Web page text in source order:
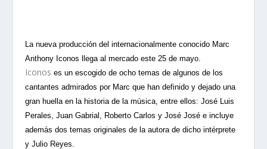
La nueva producción del internacionalmente conocido Marc
Anthony Iconos llega al mercado este 25 de mayo.
Iconos es un escogido de ocho temas de algunos de los
cantantes admirados por Marc que han definido y dejado una
gran huella en la historia de la música, entre ellos: José Luis
Perales, Juan Gabrial, Roberto Carlos y José José e incluye
además dos temas originales de la autora de dicho intérprete
y Julio Reyes.